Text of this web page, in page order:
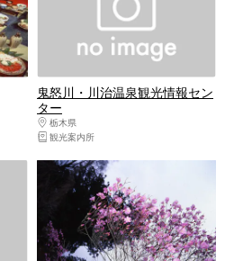
中禅寺湖・今市
鬼怒川・川治温泉観光情報セン
ター
栃木県
観光案内所